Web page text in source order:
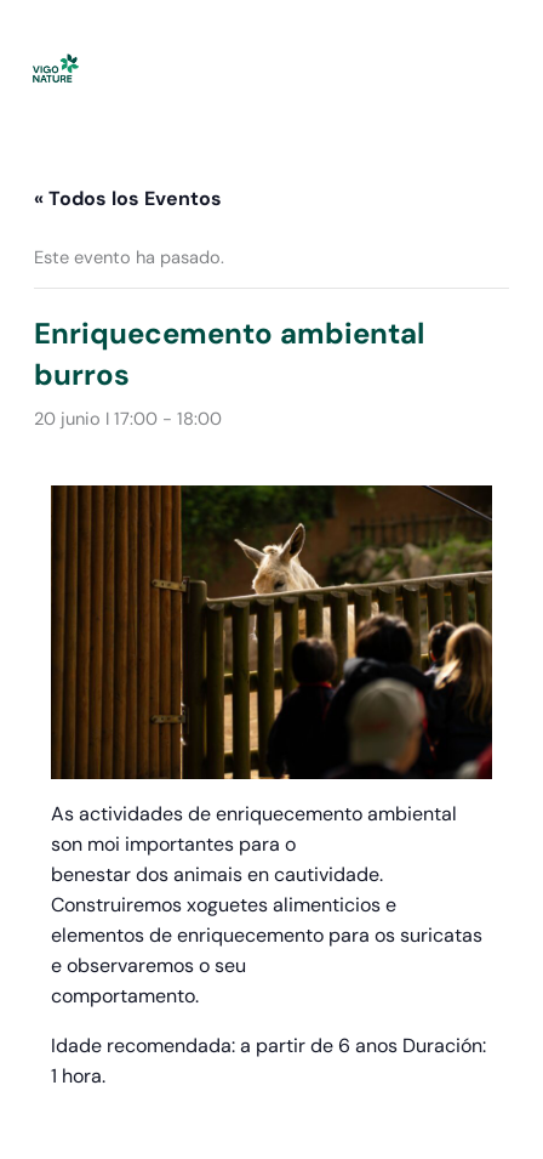
contenido
« Todos los Eventos
Este evento ha pasado.
Enriquecemento ambiental
burros
20 junio I 17:00- 18:00
As actividades de enriquecemento ambiental
son moi importantes para o
benestar dos animais en cautividade.
Construiremos xoguetes alimenticios e
elementos de enriquecemento para os suricatas
e observaremos o seu
comportamento.
Idade recomendada: a partir de 6 anos Duración:
1 hora.